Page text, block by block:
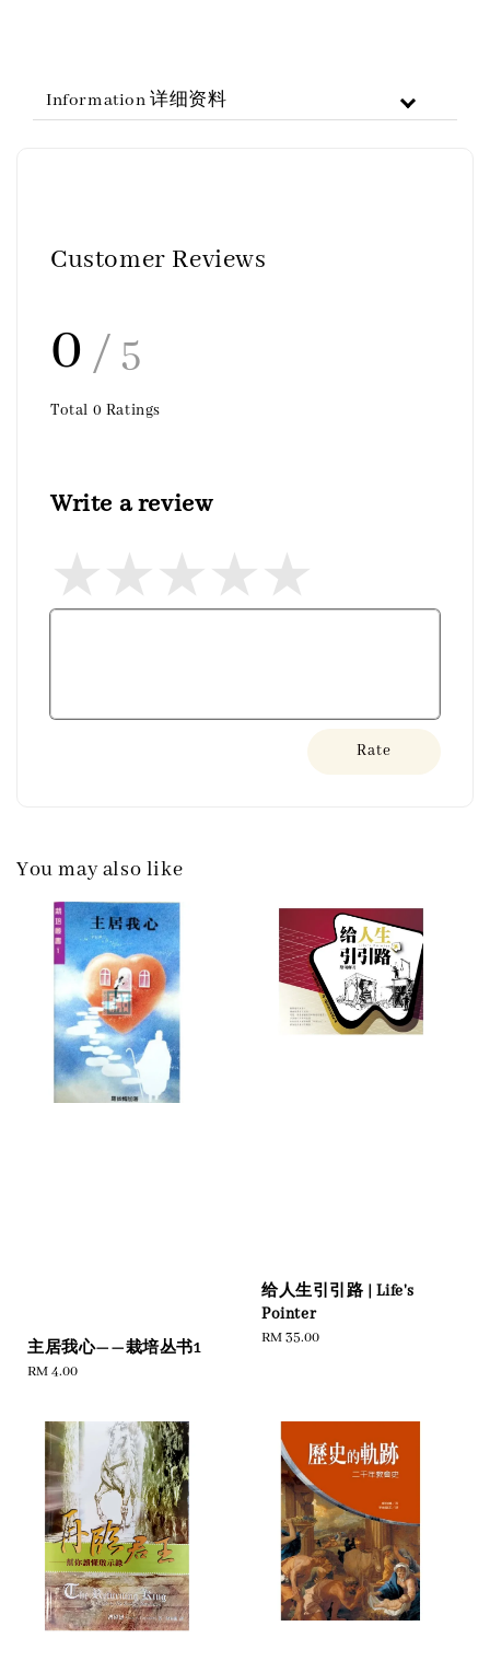
Information 详细资料
Customer Reviews
0 / 5
Total 0 Ratings
Write a review
Rate
You may also like
主居我心——栽培丛书1
Regular
RM 4.00
给人生引引路 | Life's
Pointer
Regular
RM 35.00